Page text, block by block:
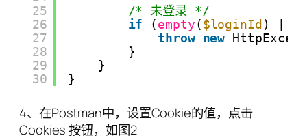
25
26
27
28
29
30
/* 未登录 */
if
(empty($loginId) ||
throw new
}
}
}
4、在Postman中，设置Cookie的值，点击
Cookies 按钮，如图2